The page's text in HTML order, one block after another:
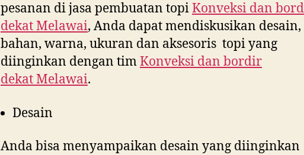
pesanan di jasa pembuatan topiKonveksi dan
dekatMelawai, Anda dapat mendiskusikan
bahan, warna, ukuran dan aksesoris topi yang
diinginkan dengan timKonveksi dan bordir
dekatMelawai.
Desain
Anda bisa menyampaikan desain yang diinginkan